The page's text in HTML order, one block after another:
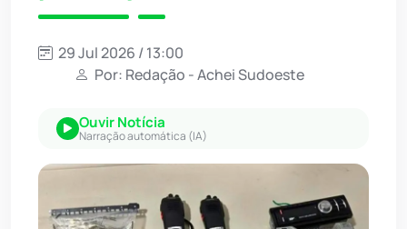
29 Jul 2026 / 13:00
Por: Redação - Achei Sudoeste
Ouvir Notícia
Narração automática (IA)